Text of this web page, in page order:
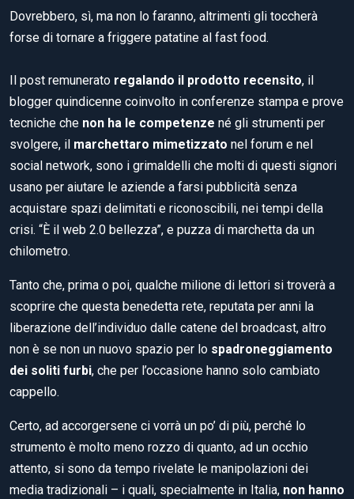
Dovrebbero, sì, ma non lo faranno, altrimenti gli toccherà
forse di tornare a friggere patatine al fast food.
Il post remunerato regalando il prodotto recensito, il
blogger quindicenne coinvolto in conferenze stampa e prove
tecniche che non ha le competenze né gli strumenti per
svolgere, il marchettaro mimetizzato nel forum e nel
social network, sono i grimaldelli che molti di questi signori
usano per aiutare le aziende a farsi pubblicità senza
acquistare spazi delimitati e riconoscibili, nei tempi della
crisi. “È il web 2.0 bellezza”, e puzza di marchetta da un
chilometro.
Tanto che, prima o poi, qualche milione di lettori si troverà a
scoprire che questa benedetta rete, reputata per anni la
liberazione dell’individuo dalle catene del broadcast, altro
non è se non un nuovo spazio per lo spadroneggiamento
dei soliti furbi, che per l’occasione hanno solo cambiato
cappello.
Certo, ad accorgersene ci vorrà un po’ di più, perché lo
strumento è molto meno rozzo di quanto, ad un occhio
attento, si sono da tempo rivelate le manipolazioni dei
media tradizionali – i quali, specialmente in Italia, non hanno